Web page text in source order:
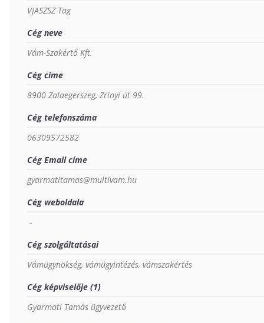
VJASZSZ Tag
Cég neve
Vám-Szakértő Kft.
Cég címe
8900 Zalaegerszeg, Zrínyi út 99.
Cég telefonszáma
06309572582
Cég Email címe
gyarmatitamas@multivam.hu
Cég weboldala
-
Cég szolgáltatásai
Vámügynökség, vámügyintézés, vámszakértés
Cég képviselője (1)
Gyarmati Tamás ügyvezető